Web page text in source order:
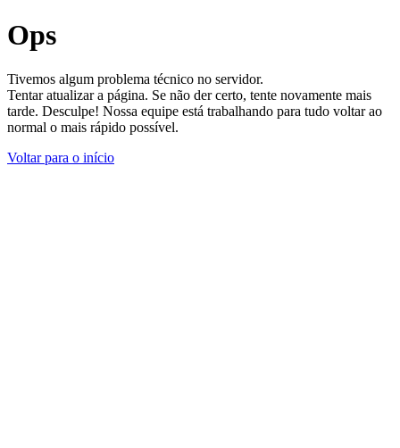
Ops
Tivemos algum problema técnico no servidor.
Tentar atualizar a página. Se não der certo, tente novamente mais
tarde. Desculpe! Nossa equipe está trabalhando para tudo voltar ao
normal o mais rápido possível.
Voltar para o início